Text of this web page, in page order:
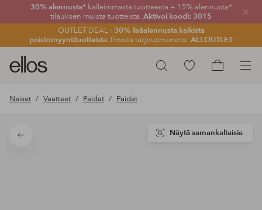
30% alennusta*kalleimmasta tuotteesta + 15% alennusta*
tilauksen muista tuotteista. Aktivoi koodi: 3015
OUTLET DEAL -30% lisäalennusta kaikista
poistomyyntituotteista. Ilmoita tarjousnumero: ALLOUTLET
Sulje
Hae
Ellos-
logo
siirry
Siirry
Naiset Vaatteet Paidat Paidat
Takaisin
Näytä samankaltaisia